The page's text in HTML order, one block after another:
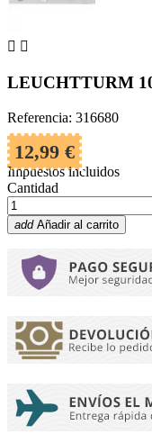
 
LEUCHTTURM
Referencia: 316680
12,99 €
Impuestos incluidos
Cantidad
add Añadir al carrito